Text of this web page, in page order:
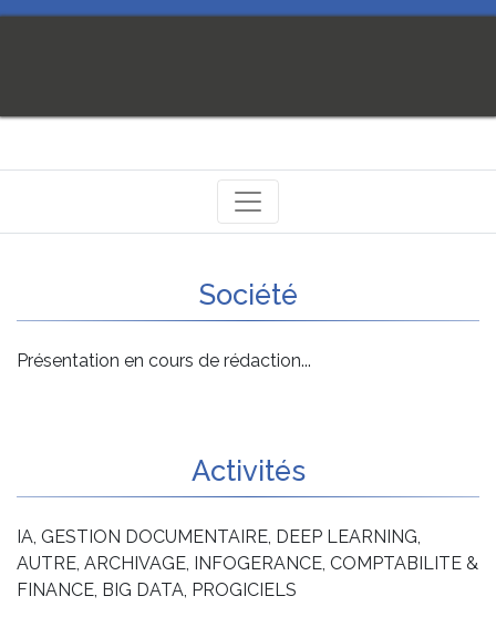
Société
Présentation en cours de rédaction...
Activités
IA, GESTION DOCUMENTAIRE, DEEP LEARNING,
AUTRE, ARCHIVAGE, INFOGERANCE, COMPTABILITE &
FINANCE, BIG DATA, PROGICIELS